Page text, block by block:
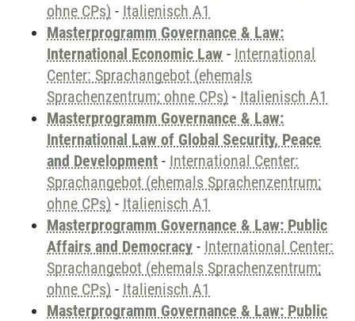
ohne CPs) - Italienisch A1
Masterprogramm Governance & Law:
International Economic Law - International
Center: Sprachangebot (ehemals
Sprachenzentrum; ohne CPs) - Italienisch A1
Masterprogramm Governance & Law:
International Law of Global Security, Peace
and Development - International Center:
Sprachangebot (ehemals Sprachenzentrum;
ohne CPs) - Italienisch A1
Masterprogramm Governance & Law: Public
Affairs and Democracy - International Center:
Sprachangebot (ehemals Sprachenzentrum;
ohne CPs) - Italienisch A1
Masterprogramm Governance & Law: Public